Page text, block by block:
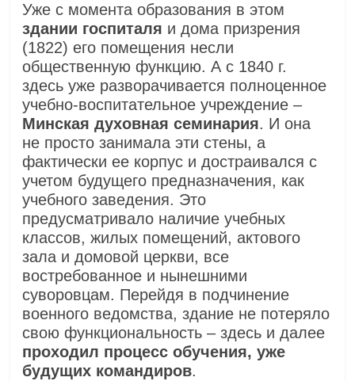
Уже с момента образования в этом
здании госпиталя и дома призрения
(1822) его помещения несли
общественную функцию. А с 1840 г.
здесь уже разворачивается полноценное
учебно-воспитательное учреждение –
Минская духовная семинария. И она
не просто занимала эти стены, а
фактически ее корпус и достраивался с
учетом будущего предназначения, как
учебного заведения. Это
предусматривало наличие учебных
классов, жилых помещений, актового
зала и домовой церкви, все
востребованное и нынешними
суворовцам. Перейдя в подчинение
военного ведомства, здание не потеряло
свою функциональность – здесь и далее
проходил процесс обучения, уже
будущих командиров.